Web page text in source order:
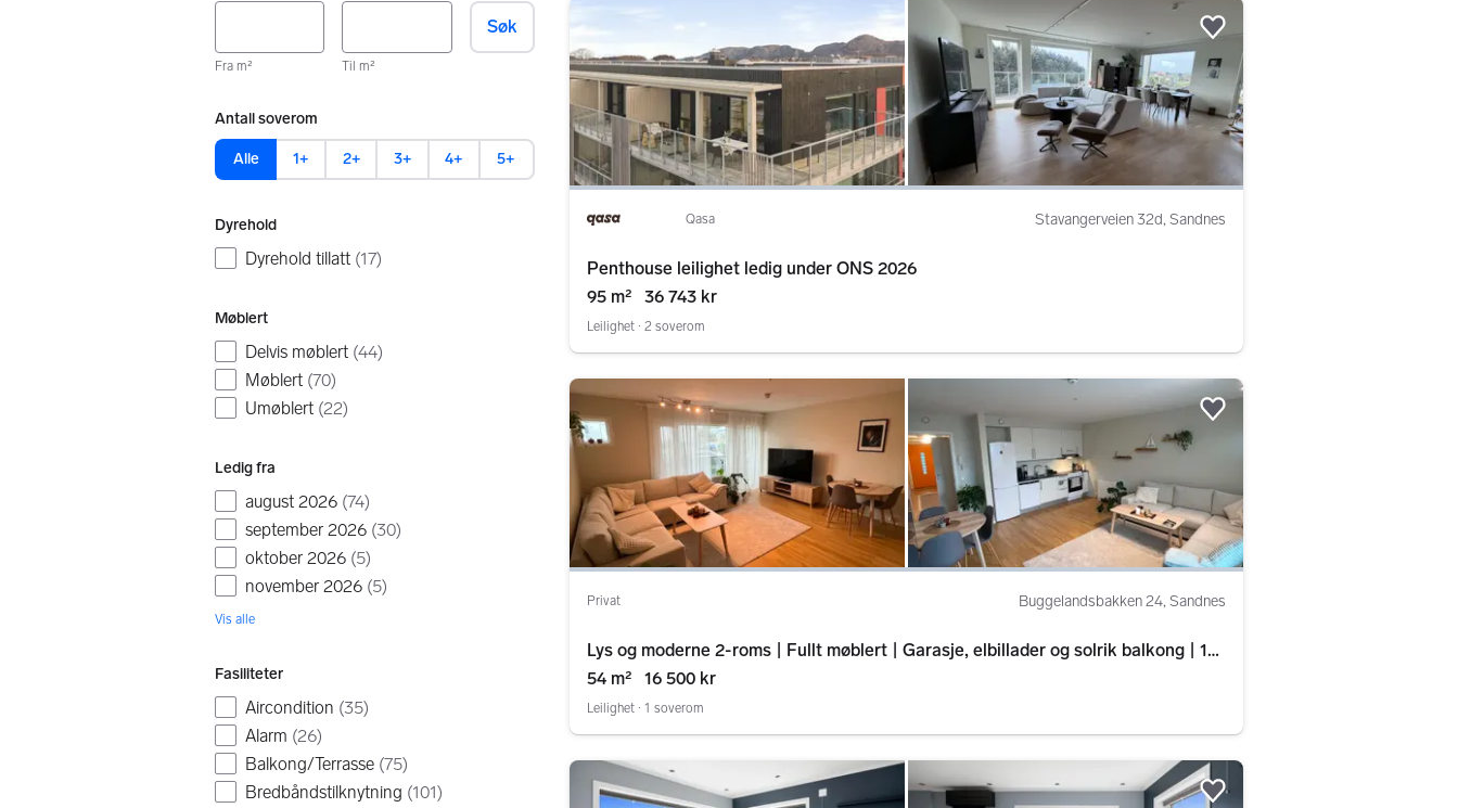
Fra m² Til m²
Søk
Antall soverom
Alle 1+ 2+ 3+ 4+ 5+
Dyrehold
Dyrehold tillatt (17)
Møblert
Delvis møblert (44)
Møblert (70)
Umøblert (22)
Ledig fra
august 2026 (74)
september 2026 (30)
oktober 2026 (5)
november 2026 (5)
Vis alle
Fasiliteter
Aircondition (35)
Alarm (26)
Balkong/Terrasse (75)
Bredbåndstilknytning (101)
Qasa
Penthouse leilighet ledig under ONS 2026
Stavangerveien 32d, Sandnes
95 m² 36 743 kr
Leilighet ∙ 2 soverom
Legg til som favoritt.
Privat
Lys og moderne 2-roms | Fullt møblert | Garasje, elbillader og solrik balkong | 16
500 kr inkl. strøm + internett
Buggelandsbakken 24, Sandnes
54 m² 16 500 kr
Leilighet ∙ 1 soverom